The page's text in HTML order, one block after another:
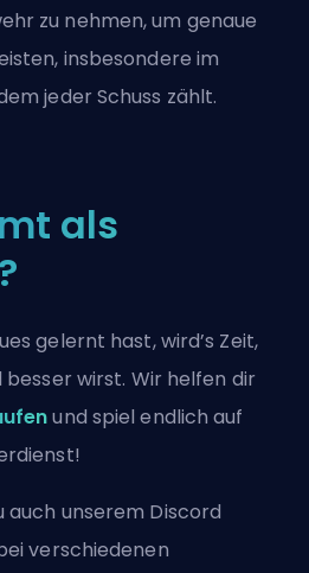
zu nehmen, um genaue
insbesondere im
jeder Schuss zählt.
als
?
gelernt hast, wird’s Zeit,
besser wirst. Wir helfen dir
und spiel endlich auf
auch unserem Discord
verschiedenen